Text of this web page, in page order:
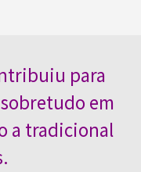
para
em
a tradicional